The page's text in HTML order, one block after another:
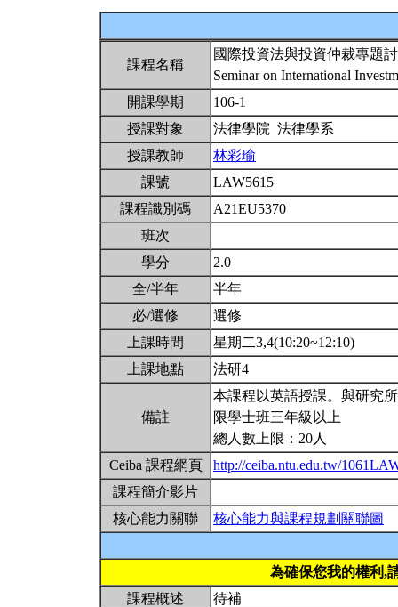
課程名稱
國際投資法與投資仲裁專題
Seminar on International
開課學期
106-1
授課對象
法律學院 法律學系
授課教師
林彩瑜
課號
LAW5615
課程識別碼
A21EU5370
班次
學分
2.0
全/半年
半年
必/選修
選修
上課時間
星期二3,4(10:20~12:10)
上課地點
法研4
備註
本課程以英語授課。與研究
限學士班三年級以上
總人數上限：20人
Ceiba 課程網頁
http://ceiba.ntu.edu.tw/
課程簡介影片
核心能力關聯
核心能力與課程規劃關聯圖
為確保您我的權利,
課程概述
待補